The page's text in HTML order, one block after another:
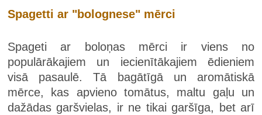
Spagetti ar "bolognese" mērci
Spageti ar boloņas mērci ir viens no
populārākajiem un iecienītākajiem ēdieniem
visā pasaulē. Tā bagātīgā un aromātiskā
mērce, kas apvieno tomātus, maltu gaļu un
dažādas garšvielas, ir ne tikai garšīga, bet arī